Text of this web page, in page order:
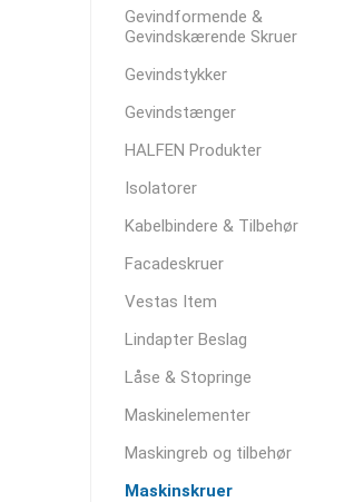
Gevindformende &
Gevindskærende Skruer
Gevindstykker
Gevindstænger
HALFEN Produkter
Isolatorer
Kabelbindere & Tilbehør
Facadeskruer
Vestas Item
Lindapter Beslag
Låse & Stopringe
Maskinelementer
Maskingreb og tilbehør
Maskinskruer